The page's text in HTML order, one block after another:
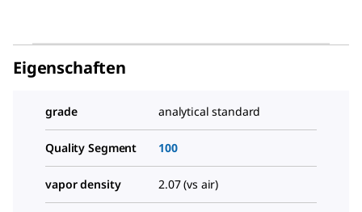
Eigenschaften
grade analytical standard
Quality Segment 100
vapor density 2.07 (vs air)